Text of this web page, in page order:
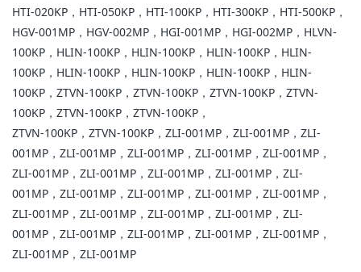
HTI-020KP，HTI-050KP，HTI-100KP，HTI-300KP，HTI-500KP，
HGV-001MP，HGV-002MP，HGI-001MP，HGI-002MP，HLVN-
100KP，HLIN-100KP，HLIN-100KP，HLIN-100KP，HLIN-
100KP，HLIN-100KP，HLIN-100KP，HLIN-100KP，HLIN-
100KP，ZTVN-100KP，ZTVN-100KP，ZTVN-100KP，ZTVN-
100KP，ZTVN-100KP，ZTVN-100KP，
ZTVN-100KP，ZTVN-100KP，ZLI-001MP，ZLI-001MP，ZLI-
001MP，ZLI-001MP，ZLI-001MP，ZLI-001MP，ZLI-001MP，
ZLI-001MP，ZLI-001MP，ZLI-001MP，ZLI-001MP，ZLI-
001MP，ZLI-001MP，ZLI-001MP，ZLI-001MP，ZLI-001MP，
ZLI-001MP，ZLI-001MP，ZLI-001MP，ZLI-001MP，ZLI-
001MP，ZLI-001MP，ZLI-001MP，ZLI-001MP，ZLI-001MP，
ZLI-001MP，ZLI-001MP